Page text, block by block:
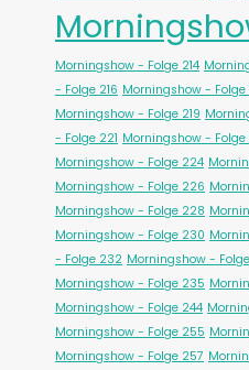
Morningshow - Folge 214
- Folge 216 Morningshow - Folge
Morningshow - Folge 219
- Folge 221 Morningshow -
Morningshow - Folge 224
Morningshow - Folge 226
Morningshow - Folge 228
Morningshow - Folge 230
- Folge 232 Morningshow -
Morningshow - Folge 235
Morningshow - Folge 244
Morningshow - Folge 255
Morningshow - Folge 257